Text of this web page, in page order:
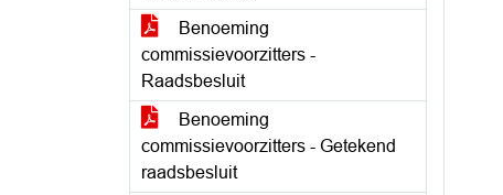
Benoeming
commissievoorzitters -
Raadsbesluit
Benoeming
commissievoorzitters - Getekend
raadsbesluit